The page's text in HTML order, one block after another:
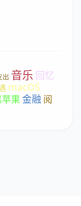
出 音乐 回忆
macOS
苹果 金融 阅